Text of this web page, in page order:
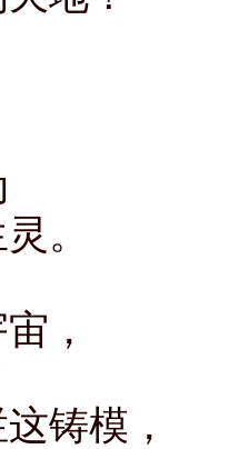
。
，
铸模，